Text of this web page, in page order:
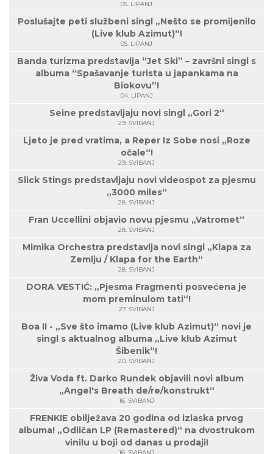
05. LIPANJ
Poslušajte peti službeni singl „Nešto se promijenilo
(Live klub Azimut)“!
05. LIPANJ
Banda turizma predstavlja “Jet Ski” – završni singl s
albuma “Spašavanje turista u japankama na
Biokovu”!
04. LIPANJ
Seine predstavljaju novi singl „Gori 2“
29. SVIBANJ
Ljeto je pred vratima, a Reper Iz Sobe nosi „Roze
očale“!
29. SVIBANJ
Slick Stings predstavljaju novi videospot za pjesmu
„3000 miles“
28. SVIBANJ
Fran Uccellini objavio novu pjesmu „Vatromet“
28. SVIBANJ
Mimika Orchestra predstavlja novi singl „Klapa za
Zemlju / Klapa for the Earth“
28. SVIBANJ
DORA VESTIĆ: „Pjesma Fragmenti posvećena je
mom preminulom tati“!
27. SVIBANJ
Boa II - „Sve što imamo (Live klub Azimut)“ novi je
singl s aktualnog albuma „Live klub Azimut
Šibenik“!
20. SVIBANJ
Živa Voda ft. Darko Rundek objavili novi album
„Angel's Breath de/re/konstrukt“
16. SVIBANJ
FRENKIE obilježava 20 godina od izlaska prvog
albuma! „Odličan LP (Remastered)“ na dvostrukom
vinilu u boji od danas u prodaji!